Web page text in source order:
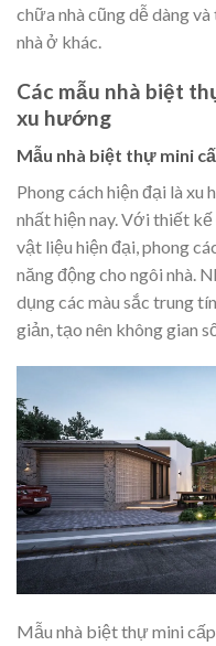
chữa nhà cũng dễ dàng
nhà ở khác.
Các mẫu nhà biệt
xu hướng
Mẫu nhà biệt thự mini
Phong cách hiện đại là
nhất hiện nay. Với thiết
vật liệu hiện đại, phong
năng động cho ngôi nhà.
dụng các màu sắc trung
giản, tạo nên không gian
Mẫu nhà biệt thự mini